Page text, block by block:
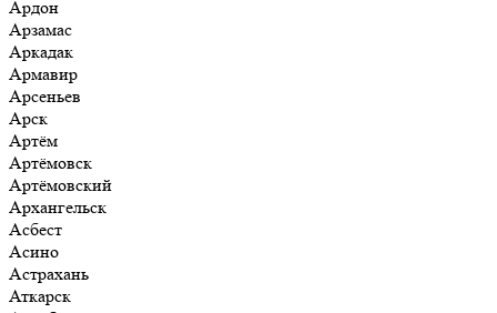
Ардон
Арзамас
Аркадак
Армавир
Арсеньев
Арск
Артём
Артёмовск
Артёмовский
Архангельск
Асбест
Асино
Астрахань
Аткарск